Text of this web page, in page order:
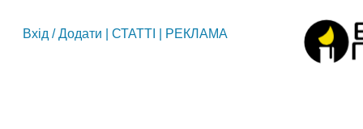
Вхід /Додати СТАТТІ РЕКЛАМА